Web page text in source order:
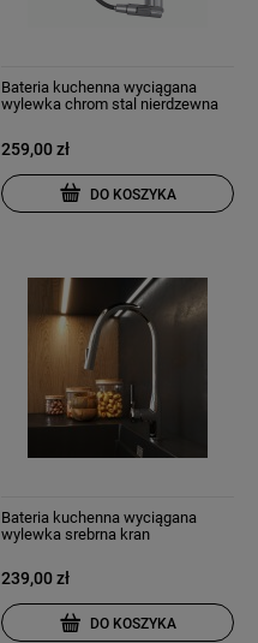
Bateria kuchenna wyciągana
wylewka chrom stal nierdzewna
259,00 zł
DO KOSZYKA
Bateria kuchenna wyciągana
wylewka srebrna kran
239,00 zł
DO KOSZYKA